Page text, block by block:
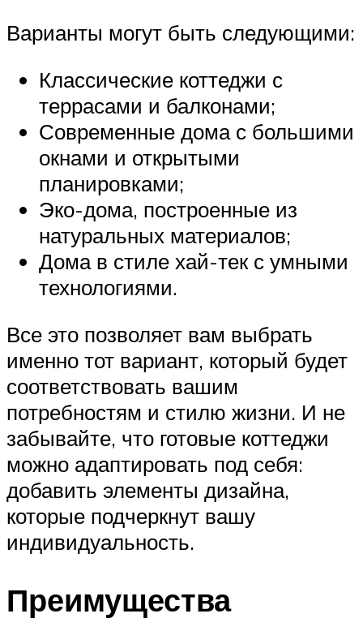
Варианты могут быть следующими:
Классические коттеджи с
террасами и балконами;
Современные дома с большими
окнами и открытыми
планировками;
Эко-дома, построенные из
натуральных материалов;
Дома в стиле хай-тек с умными
технологиями.
Все это позволяет вам выбрать
именно тот вариант, который будет
соответствовать вашим
потребностям и стилю жизни. И не
забывайте, что готовые коттеджи
можно адаптировать под себя:
добавить элементы дизайна,
которые подчеркнут вашу
индивидуальность.
Преимущества